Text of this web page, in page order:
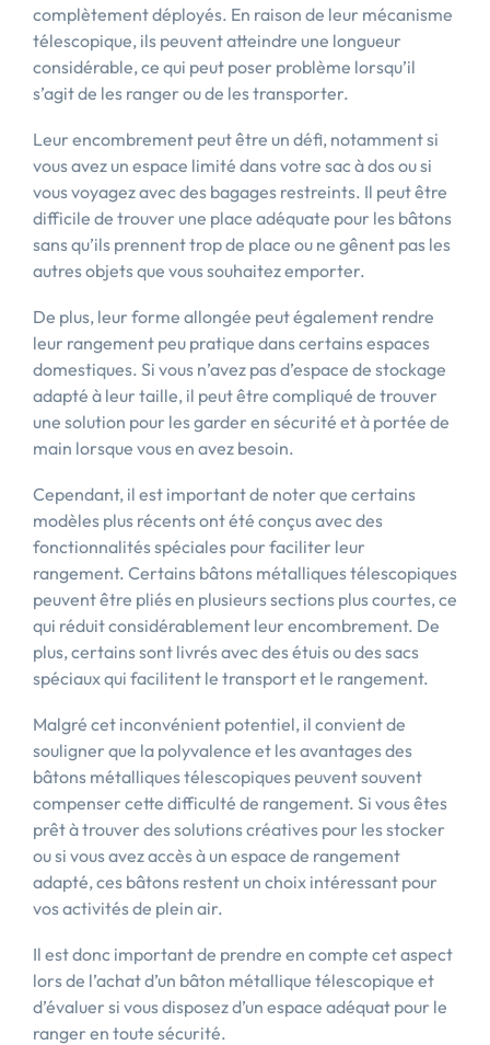
complètement déployés. En raison de leur mécanisme
télescopique, ils peuvent atteindre une longueur
considérable, ce qui peut poser problème lorsqu’il
s’agit de les ranger ou de les transporter.
Leur encombrement peut être un défi, notamment si
vous avez un espace limité dans votre sac à dos ou si
vous voyagez avec des bagages restreints. Il peut être
difficile de trouver une place adéquate pour les bâtons
sans qu’ils prennent trop de place ou ne gênent pas les
autres objets que vous souhaitez emporter.
De plus, leur forme allongée peut également rendre
leur rangement peu pratique dans certains espaces
domestiques. Si vous n’avez pas d’espace de stockage
adapté à leur taille, il peut être compliqué de trouver
une solution pour les garder en sécurité et à portée de
main lorsque vous en avez besoin.
Cependant, il est important de noter que certains
modèles plus récents ont été conçus avec des
fonctionnalités spéciales pour faciliter leur
rangement. Certains bâtons métalliques télescopiques
peuvent être pliés en plusieurs sections plus courtes, ce
qui réduit considérablement leur encombrement. De
plus, certains sont livrés avec des étuis ou des sacs
spéciaux qui facilitent le transport et le rangement.
Malgré cet inconvénient potentiel, il convient de
souligner que la polyvalence et les avantages des
bâtons métalliques télescopiques peuvent souvent
compenser cette difficulté de rangement. Si vous êtes
prêt à trouver des solutions créatives pour les stocker
ou si vous avez accès à un espace de rangement
adapté, ces bâtons restent un choix intéressant pour
vos activités de plein air.
Il est donc important de prendre en compte cet aspect
lors de l’achat d’un bâton métallique télescopique et
d’évaluer si vous disposez d’un espace adéquat pour le
ranger en toute sécurité.